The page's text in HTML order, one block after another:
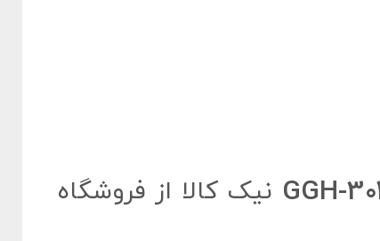
خرید گاز صفحه ای 5 شعله مدل GGH-302 نیک کالا از فروشگاه